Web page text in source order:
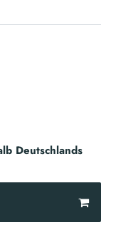
Deutschlands